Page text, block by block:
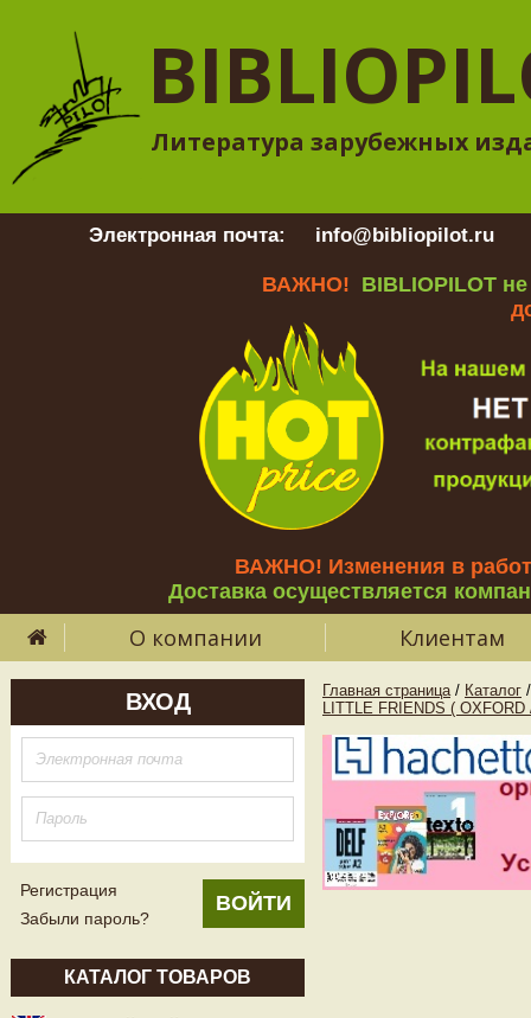
Литература зарубежных
Электронная почта: info@bibliopilot.ru
ВАЖНО! BIBLIOPILOT
ВАЖНО! Изменения в
Доставка осуществляется
О компании Клиентам
ВХОД
Регистрация
Забыли пароль?
КАТАЛОГ ТОВАРОВ
Главная страница / Каталог /
LITTLE FRIENDS (